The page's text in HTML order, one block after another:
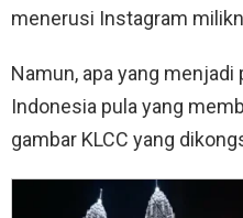
menerusi Instagram
Namun, apa yang
Indonesia pula yang
gambar KLCC yang